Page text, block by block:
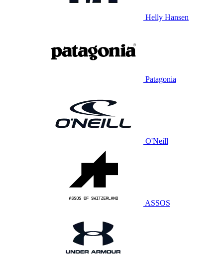
Helly Hansen
Patagonia
O'Neill
ASSOS